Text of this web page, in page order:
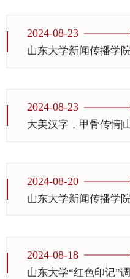
2024-08-23
山东大学新闻传播学
2024-08-23
大美汉字，甲骨传情|
2024-08-20
山东大学新闻传播学
2024-08-18
山东大学“红色印记”